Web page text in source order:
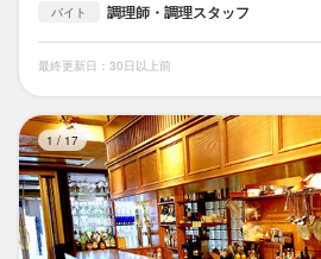
バイト 調理師・調理スタッフ
最終更新日：30日以上前
1/17